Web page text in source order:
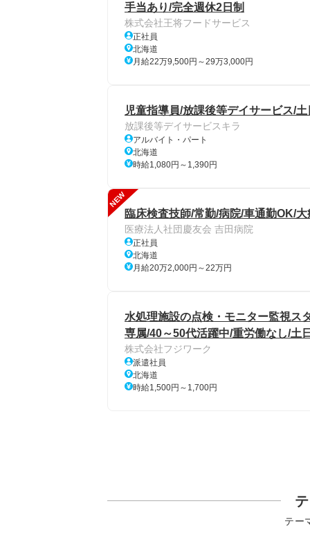
手当あり/完全週休2日制
株式会社王将フードサービス
正社員
北海道
月給22万9,500円～29万3,000円
児童指導員/放課後等デイサービス/
放課後等デイサービスキラ
アルバイト・パート
北海道
時給1,080円～1,390円
NEW
臨床検査技師/常勤/病院/車通勤OK/大
医療法人社団慶友会 吉田病院
正社員
北海道
月給20万2,000円～22万円
水処理施設の点検・モニター監視ス
専属/40～50代活躍中/重労働なし/土
株式会社フジワーク
派遣社員
北海道
時給1,500円～1,700円
テー